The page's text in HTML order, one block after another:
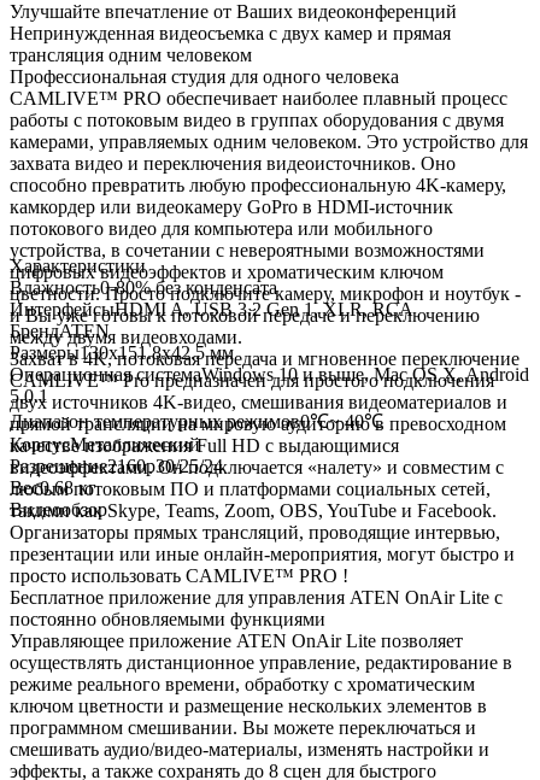
Улучшайте впечатление от Ваших видеоконференций
Непринужденная видеосъемка с двух камер и прямая
трансляция одним человеком
Профессиональная студия для одного человека
CAMLIVE™ PRO обеспечивает наиболее плавный процесс
работы с потоковым видео в группах оборудования с двумя
камерами, управляемых одним человеком. Это устройство для
захвата видео и переключения видеоисточников. Оно
способно превратить любую профессиональную 4K-камеру,
камкордер или видеокамеру GoPro в HDMI-источник
потокового видео для компьютера или мобильного
устройства, в сочетании с невероятными возможностями
цифровых видеоэффектов и хроматическим ключом
цветности. Просто подключите камеру, микрофон и ноутбук -
и Вы уже готовы к потоковой передаче и переключению
между двумя видеовходами.
Захват в 4K, потоковая передача и мгновенное переключение
CAMLIVE™ Pro предназначен для простого подключения
двух источников 4K-видео, смешивания видеоматериалов и
прямой трансляции на мировую аудиторию в превосходном
качестве изображения Full HD с выдающимися
видеоэффектами. Он подключается «налету» и совместим с
любым потоковым ПО и платформами социальных сетей,
такими как Skype, Teams, Zoom, OBS, YouTube и Facebook.
Организаторы прямых трансляций, проводящие интервью,
презентации или иные онлайн-мероприятия, могут быстро и
просто использовать CAMLIVE™ PRO !
Бесплатное приложение для управления ATEN OnAir Lite с
постоянно обновляемыми функциями
Управляющее приложение ATEN OnAir Lite позволяет
осуществлять дистанционное управление, редактирование в
режиме реального времени, обработку с хроматическим
ключом цветности и размещение нескольких элементов в
программном смешивании. Вы можете переключаться и
смешивать аудио/видео-материалы, изменять настройки и
эффекты, а также сохранять до 8 сцен для быстрого
Характеристики
Влажность0-80% без конденсата
ИнтерфейсыHDMI A, USB 3.2 Gen 1, XLR, RCA
БрендATEN
Размеры130х151.8х42.5 мм
Операционная системаWindows 10 и выше, Mac OS X, Android
5.0.1
Диапазон температурных режимов0℃~ 40℃
КорпусМеталлический
Разрешение2160p30/25/24
Вес0.68 кг
Видеообзор